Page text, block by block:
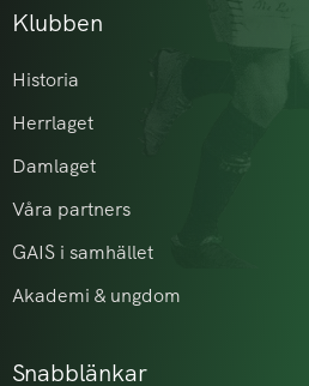
Klubben
Historia
Herrlaget
Damlaget
Våra partners
GAIS i samhället
Akademi & ungdom
Snabblänkar